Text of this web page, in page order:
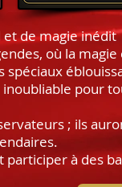
de magie inédit
où la
pour
; ils
à des